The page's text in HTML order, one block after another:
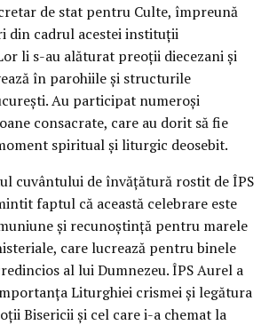
de stat pentru Culte, împreună
din cadrul acestei instituții
li s-au alăturat preoții diecezani și
în parohiile și structurile
Au participat numeroși
consacrate, care au dorit să fie
spiritual și liturgic deosebit.
cuvântului de învățătură rostit de ÎPS
faptul că această celebrare este
și recunoștință pentru marele
care lucrează pentru binele
al lui Dumnezeu. ÎPS Aurel a
Liturghiei crismei și legătura
Bisericii și cel care i-a chemat la